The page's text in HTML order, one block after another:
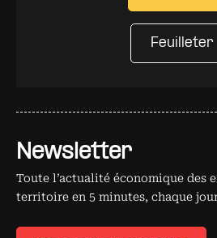
Newsletter
Toute l’actualité économique des
territoire en 5 minutes, chaque
Feuilleter